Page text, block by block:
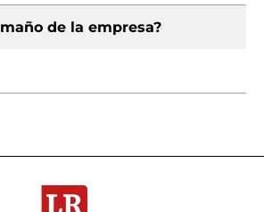
de la empresa?